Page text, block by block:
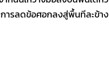
ารลดข้อศอกลงสู่พื้นทีละข้าง